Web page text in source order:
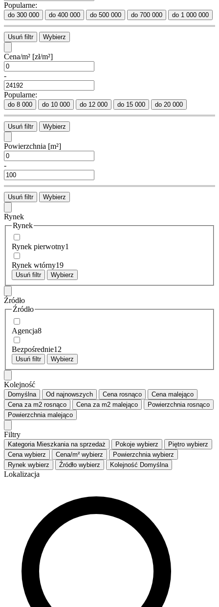
Popularne:
do 300 000 do 400 000 do 500 000 do 700 000 do 1 000 000
Usuń filtr Wybierz
Cena/m² [zł/m²]
-
Popularne:
do 8 000 do 10 000 do 12 000 do 15 000 do 20 000
Usuń filtr Wybierz
Powierzchnia [m²]
-
Usuń filtr Wybierz
Rynek
Rynek
Rynek pierwotny1
Rynek wtórny19
Usuń filtr Wybierz
Źródło
Źródło
Agencja8
Bezpośrednie12
Usuń filtr Wybierz
Kolejność
Domyślna Od najnowszych Cena rosnąco Cena malejąco
Cena za m2 rosnąco Cena za m2 malejąco Powierzchnia rosnąco
Powierzchnia malejąco
Filtry
Kategoria Mieszkania na sprzedaż Pokoje wybierz Piętro wybierz
Cena wybierz Cena/m² wybierz Powierzchnia wybierz
Rynek wybierz Źródło wybierz Kolejność Domyślna
Lokalizacja